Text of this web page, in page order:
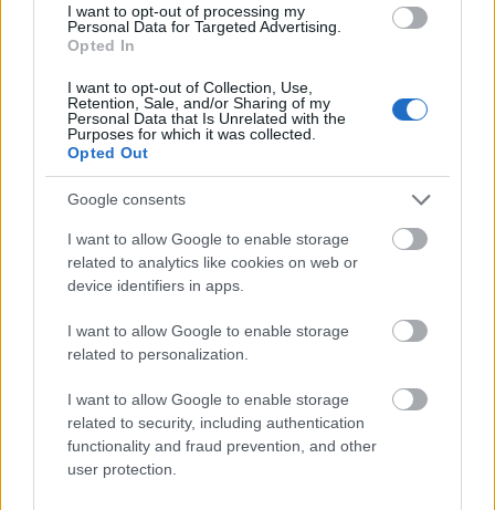
I want to opt-out of processing my
Personal Data for Targeted Advertising.
Opted In
I want to opt-out of Collection, Use,
Retention, Sale, and/or Sharing of my
Personal Data that Is Unrelated with the
Purposes for which it was collected.
Opted Out
Google consents
I want to allow Google to enable storage
related to analytics like cookies on web or
device identifiers in apps.
I want to allow Google to enable storage
related to personalization.
I want to allow Google to enable storage
related to security, including authentication
functionality and fraud prevention, and other
user protection.
asterysk
sylogizm
koncyliacyjny